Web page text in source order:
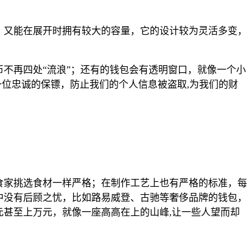
能在展开时拥有较大的容量，它的设计较为灵活多变，
再四处“流浪”；还有的钱包会有透明窗口，就像一个小
忠诚的保镖，防止我们的个人信息被盗取,为我们的财
挑选食材一样严格；在制作工艺上也有严格的标准，每
有后顾之忧，比如路易威登、古驰等奢侈品牌的钱包，
至上万元，就像一座高高在上的山峰,让一些人望而却